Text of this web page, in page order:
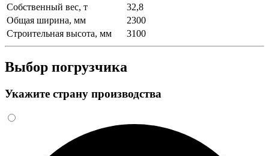
Собственный вес, т
32,8
Общая ширина, мм
2300
Строительная высота, мм
3100
Выбор погрузчика
Укажите страну производства